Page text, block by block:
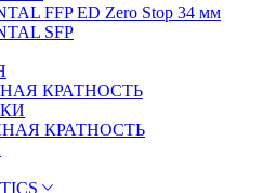
FFP ED Zero Stop 34 мм
SFP
КРАТНОСТЬ
КРАТНОСТЬ